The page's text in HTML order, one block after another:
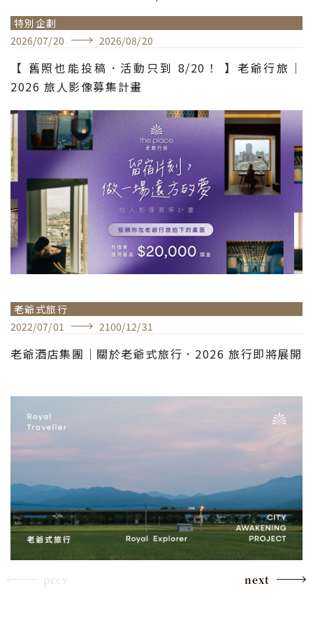
特別企劃
2026/07/20 2026/08/20
【 舊照也能投稿．活動只到 8/20！ 】老爺行旅｜
2026 旅人影像募集計畫
老爺式旅行
2022/07/01 2100/12/31
老爺酒店集團｜關於老爺式旅行．2026 旅行即將展開
prev next